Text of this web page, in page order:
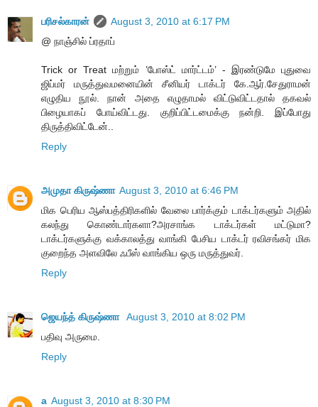
பரிசல்காரன்
August 3, 2010 at 6:17 PM
@ நாஞ்சில் ப்ரதாப்
Trick or Treat மற்றும் ’போஸ்ட் மார்ட்டம்’ - இரண்டுமே புதுவை
ஜிப்மர் மருத்துவமனையின் சீனியர் டாக்டர் கே.ஆர்.சேதுராமன்
எழுதிய நூல். நான் அதை எழுதாமல் விட்டுவிட்டதால் தகவல்
பிழையாகப் போய்விட்டது. குறிப்பிட்டமைக்கு நன்றி. இப்போது
திருத்திவிட்டேன்..
Reply
அமுதா கிருஷ்ணா August 3, 2010 at 6:46 PM
மிக பெரிய ஆஸ்பத்திரிகளில் வேலை பார்க்கும் டாக்டர்களும் அதில்
கலந்து கொண்டார்களா?அரசாங்க டாக்டர்கள் மட்டுமா?
டாக்டர்களுக்கு வக்காலத்து வாங்கி பேசிய டாக்டர் ரவிசங்கர் மிக
குறைந்த அளவிலே ஃபீஸ் வாங்கிய ஒரு மருத்துவர்.
Reply
ஜெயந்த் கிருஷ்ணா August 3, 2010 at 8:02 PM
பதிவு அருமை.
Reply
a August 3, 2010 at 8:30 PM